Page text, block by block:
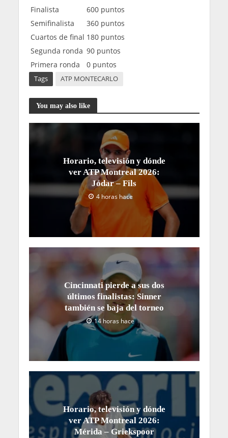
Finalista
600 puntos
Semifinalista
360 puntos
Cuartos de final 180 puntos
Segunda ronda 90 puntos
Primera ronda
0 puntos
Tags ATP MONTECARLO
You may also like
Horario, televisión y dónde
ver ATP Montreal 2026:
Jódar – Fils
4 horas hace
Cincinnati pierde a sus dos
últimos finalistas: Sinner
también se baja del torneo
14 horas hace
Horario, televisión y dónde
ver ATP Montreal 2026:
Mérida – Griekspoor